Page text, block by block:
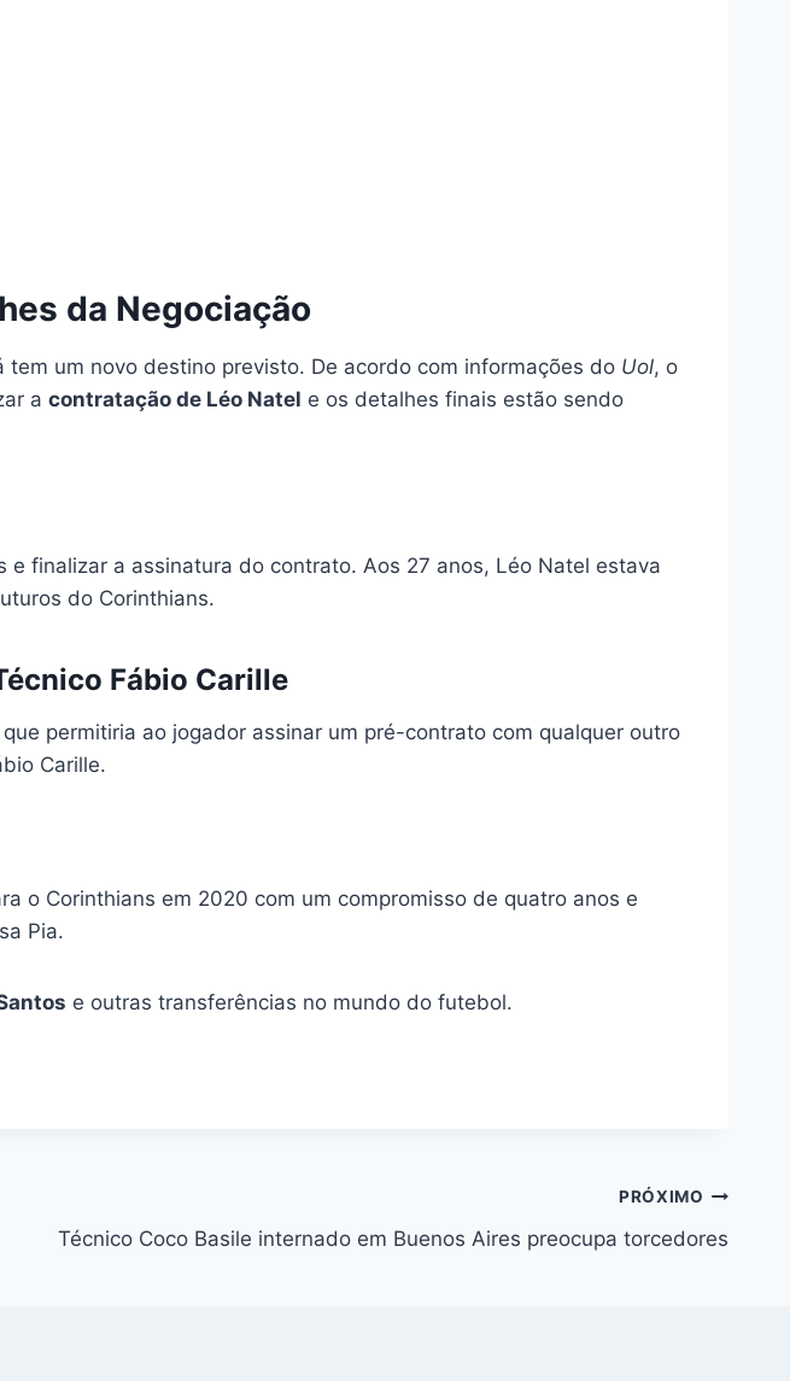
da Negociação
um novo destino previsto. De acordo com informações do Uol, o
a contratação de Léo Natel e os detalhes finais estão sendo
finalizar a assinatura do contrato. Aos 27 anos, Léo Natel estava
do Corinthians.
Fábio Carille
permitiria ao jogador assinar um pré-contrato com qualquer outro
Carille.
o Corinthians em 2020 com um compromisso de quatro anos e
Pia.
e outras transferências no mundo do futebol.
PRÓXIMO
Técnico Coco Basile internado em Buenos Aires preocupa torcedores